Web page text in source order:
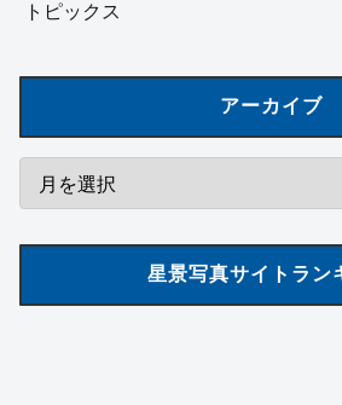
トピックス
アーカイブ
星景写真サイトラン